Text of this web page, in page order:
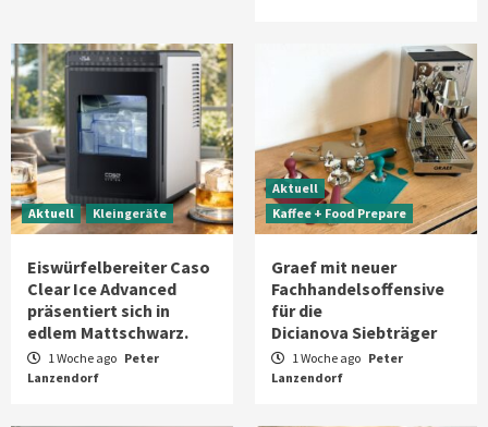
Aktuell Kleingeräte
Eiswürfelbereiter Caso
Clear Ice Advanced
präsentiert sich in
edlem Mattschwarz.
1 Woche ago Peter
Lanzendorf
Aktuell
Kaffee + Food Prepare
Graef mit neuer
Fachhandelsoffensive
für die
Dicianova Siebträger
1 Woche ago Peter
Lanzendorf